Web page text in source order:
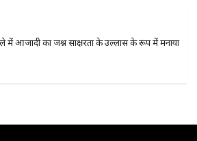
में आजादी का जश्न साक्षरता के उल्लास के रूप में मनाया